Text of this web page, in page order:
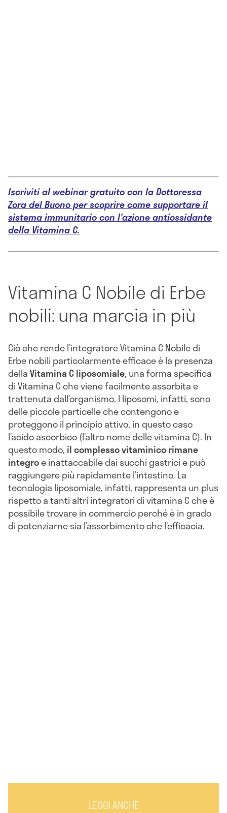
Iscriviti al webinar gratuito con la Dottoressa
Zora del Buono per scoprire come supportare il
sistema immunitario con l'azione antiossidante
della Vitamina C.
Vitamina C Nobile di Erbe
nobili: una marcia in più
Ciò che rende l’integratore Vitamina C Nobile di
Erbe nobili particolarmente efficace è la presenza
dellaVitamina C liposomiale, una forma specifica
di Vitamina C che viene facilmente assorbita e
trattenuta dall’organismo. I liposomi, infatti, sono
delle piccole particelle che contengono e
proteggono il principio attivo, in questo caso
l’acido ascorbico (l’altro nome delle vitamina C). In
questo modo, il complesso vitaminico rimane
integroe inattaccabile dai succhi gastrici e può
raggiungere più rapidamente l’intestino. La
tecnologia liposomiale, infatti, rappresenta un plus
rispetto a tanti altri integratori di vitamina C che è
possibile trovare in commercio perché è in grado
di potenziarne sia l’assorbimento che l’efficacia.
LEGGI ANCHE